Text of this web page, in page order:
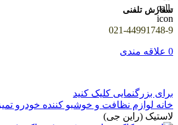
سفارش تلفنی
021-44991748-9
0 علاقه مندی
برای بزرگنمایی کلیک کنید
خانه لوازم نظافت و خوشبو کننده خودرو
لاستیک (راین جی)